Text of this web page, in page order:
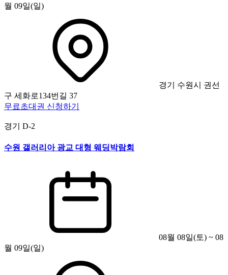
월 09일(일)
경기 수원시 권선
구 세화로134번길 37
무료초대권 신청하기
경기 D-2
수원 갤러리아 광교 대형 웨딩박람회
08월 08일(토) ~ 08
월 09일(일)